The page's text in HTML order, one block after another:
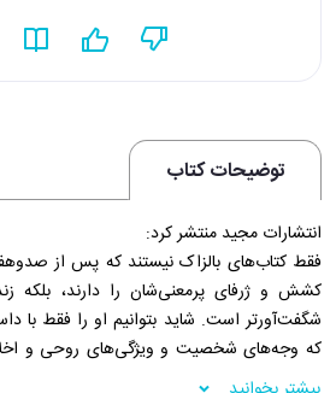
توضیحات کتاب
انتشارات مجید منتشر کرد:
فقط کتاب‌‌‌‌‌های بالزاک نیستند که پس از
کشش و ژرفای پرمعنی‌‌‌‌‌شان را دارند، بلکه
شگفت‌‌‌‌‌آورتر است. شاید بتوانیم او را فقط با
که وجه‌‌‌‌‌های شخصیت و ویژگی‌‌‌‌‌های روحی و
راستی پدیده‌‌‌‌‌ای اعجاب‌‌‌‌‌آور و شگفت‌‌‌‌‌انگیز است،